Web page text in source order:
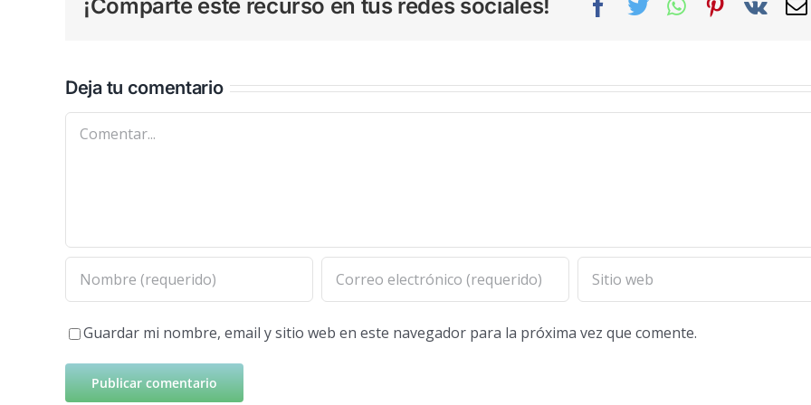
¡Comparte este recurso en tus redes sociales! Facebook
TwitterWhatsAppPinterest
Vk
Deja tu comentario
Comentar
Guardar mi nombre, email y sitio web en este navegador para la próxima vez que comente.